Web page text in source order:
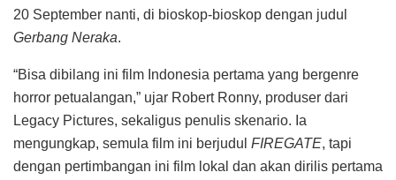
20 September nanti, di bioskop-bioskop dengan judul
Gerbang Neraka.
“Bisa dibilang ini film Indonesia pertama yang bergenre
horror petualangan,” ujar Robert Ronny, produser dari
Legacy Pictures, sekaligus penulis skenario. Ia
mengungkap, semula film ini berjudul FIREGATE, tapi
dengan pertimbangan ini film lokal dan akan dirilis pertama